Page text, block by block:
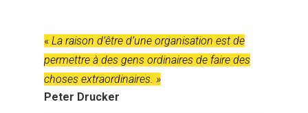
« La raison d’être d’une organisation est de
permettre à des gens ordinaires de faire des
choses extraordinaires. »
Peter Drucker